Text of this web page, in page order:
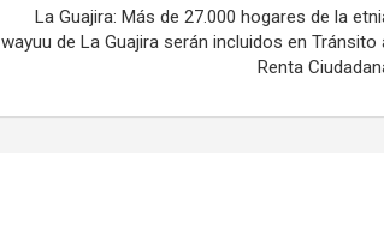
La Guajira: Más de 27.000 hogares de la
wayuu de La Guajira serán incluidos en Tránsito
Renta